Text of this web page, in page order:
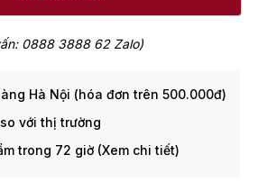
0888 3888 62 Zalo)
Hà Nội (hóa đơn trên 500.000đ)
với thị trường
trong 72 giờ (Xem chi tiết)